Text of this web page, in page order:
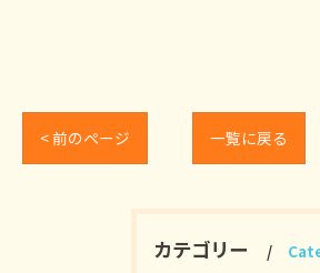
< 前のページ 一覧に戻る
カテゴリー